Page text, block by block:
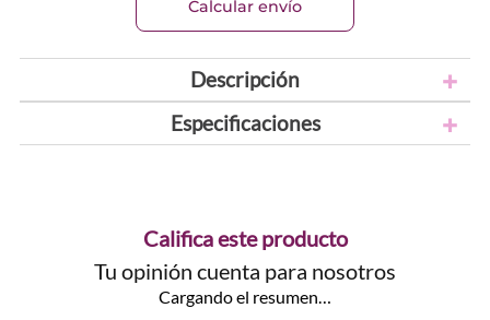
Calcular envío
Descripción
Especificaciones
Califica este producto
Tu opinión cuenta para nosotros
Cargando el resumen…